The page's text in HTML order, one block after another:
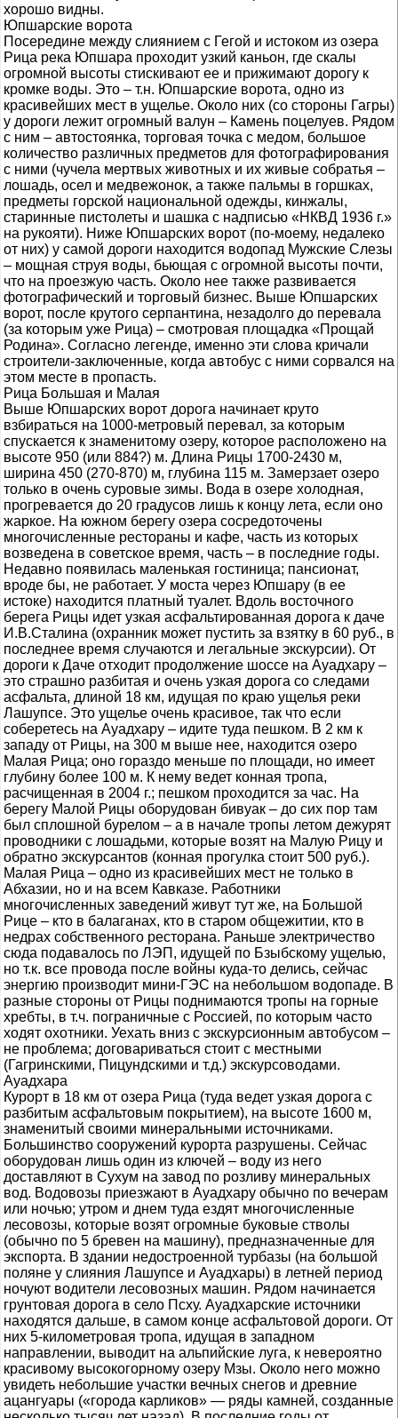
хорошо видны.
Юпшарские ворота
Посередине между слиянием с Гегой и истоком из озера
Рица река Юпшара проходит узкий каньон, где скалы
огромной высоты стискивают ее и прижимают дорогу к
кромке воды. Это – т.н. Юпшарские ворота, одно из
красивейших мест в ущелье. Около них (со стороны Гагры)
у дороги лежит огромный валун – Камень поцелуев. Рядом
с ним – автостоянка, торговая точка с медом, большое
количество различных предметов для фотографирования
с ними (чучела мертвых животных и их живые собратья –
лошадь, осел и медвежонок, а также пальмы в горшках,
предметы горской национальной одежды, кинжалы,
старинные пистолеты и шашка с надписью «НКВД 1936 г.»
на рукояти). Ниже Юпшарских ворот (по-моему, недалеко
от них) у самой дороги находится водопад Мужские Слезы
– мощная струя воды, бьющая с огромной высоты почти,
что на проезжую часть. Около нее также развивается
фотографический и торговый бизнес. Выше Юпшарских
ворот, после крутого серпантина, незадолго до перевала
(за которым уже Рица) – смотровая площадка «Прощай
Родина». Согласно легенде, именно эти слова кричали
строители-заключенные, когда автобус с ними сорвался на
этом месте в пропасть.
Рица Большая и Малая
Выше Юпшарских ворот дорога начинает круто
взбираться на 1000-метровый перевал, за которым
спускается к знаменитому озеру, которое расположено на
высоте 950 (или 884?) м. Длина Рицы 1700-2430 м,
ширина 450 (270-870) м, глубина 115 м. Замерзает озеро
только в очень суровые зимы. Вода в озере холодная,
прогревается до 20 градусов лишь к концу лета, если оно
жаркое. На южном берегу озера сосредоточены
многочисленные рестораны и кафе, часть из которых
возведена в советское время, часть – в последние годы.
Недавно появилась маленькая гостиница; пансионат,
вроде бы, не работает. У моста через Юпшару (в ее
истоке) находится платный туалет. Вдоль восточного
берега Рицы идет узкая асфальтированная дорога к даче
И.В.Сталина (охранник может пустить за взятку в 60 руб., в
последнее время случаются и легальные экскурсии). От
дороги к Даче отходит продолжение шоссе на Ауадхару –
это страшно разбитая и очень узкая дорога со следами
асфальта, длиной 18 км, идущая по краю ущелья реки
Лашупсе. Это ущелье очень красивое, так что если
соберетесь на Ауадхару – идите туда пешком. В 2 км к
западу от Рицы, на 300 м выше нее, находится озеро
Малая Рица; оно гораздо меньше по площади, но имеет
глубину более 100 м. К нему ведет конная тропа,
расчищенная в 2004 г.; пешком проходится за час. На
берегу Малой Рицы оборудован бивуак – до сих пор там
был сплошной бурелом – а в начале тропы летом дежурят
проводники с лошадьми, которые возят на Малую Рицу и
обратно экскурсантов (конная прогулка стоит 500 руб.).
Малая Рица – одно из красивейших мест не только в
Абхазии, но и на всем Кавказе. Работники
многочисленных заведений живут тут же, на Большой
Рице – кто в балаганах, кто в старом общежитии, кто в
недрах собственного ресторана. Раньше электричество
сюда подавалось по ЛЭП, идущей по Бзыбскому ущелью,
но т.к. все провода после войны куда-то делись, сейчас
энергию производит мини-ГЭС на небольшом водопаде. В
разные стороны от Рицы поднимаются тропы на горные
хребты, в т.ч. пограничные с Россией, по которым часто
ходят охотники. Уехать вниз с экскурсионным автобусом –
не проблема; договариваться стоит с местными
(Гагринскими, Пицундскими и т.д.) экскурсоводами.
Ауадхара
Курорт в 18 км от озера Рица (туда ведет узкая дорога с
разбитым асфальтовым покрытием), на высоте 1600 м,
знаменитый своими минеральными источниками.
Большинство сооружений курорта разрушены. Сейчас
оборудован лишь один из ключей – воду из него
доставляют в Сухум на завод по розливу минеральных
вод. Водовозы приезжают в Ауадхару обычно по вечерам
или ночью; утром и днем туда ездят многочисленные
лесовозы, которые возят огромные буковые стволы
(обычно по 5 бревен на машину), предназначенные для
экспорта. В здании недостроенной турбазы (на большой
поляне у слияния Лашупсе и Ауадхары) в летней период
ночуют водители лесовозных машин. Рядом начинается
грунтовая дорога в село Псху. Ауадхарские источники
находятся дальше, в самом конце асфальтовой дороги. От
них 5-километровая тропа, идущая в западном
направлении, выводит на альпийские луга, к невероятно
красивому высокогорному озеру Мзы. Около него можно
увидеть небольшие участки вечных снегов и древние
ацангуары («города карликов» — ряды камней, созданные